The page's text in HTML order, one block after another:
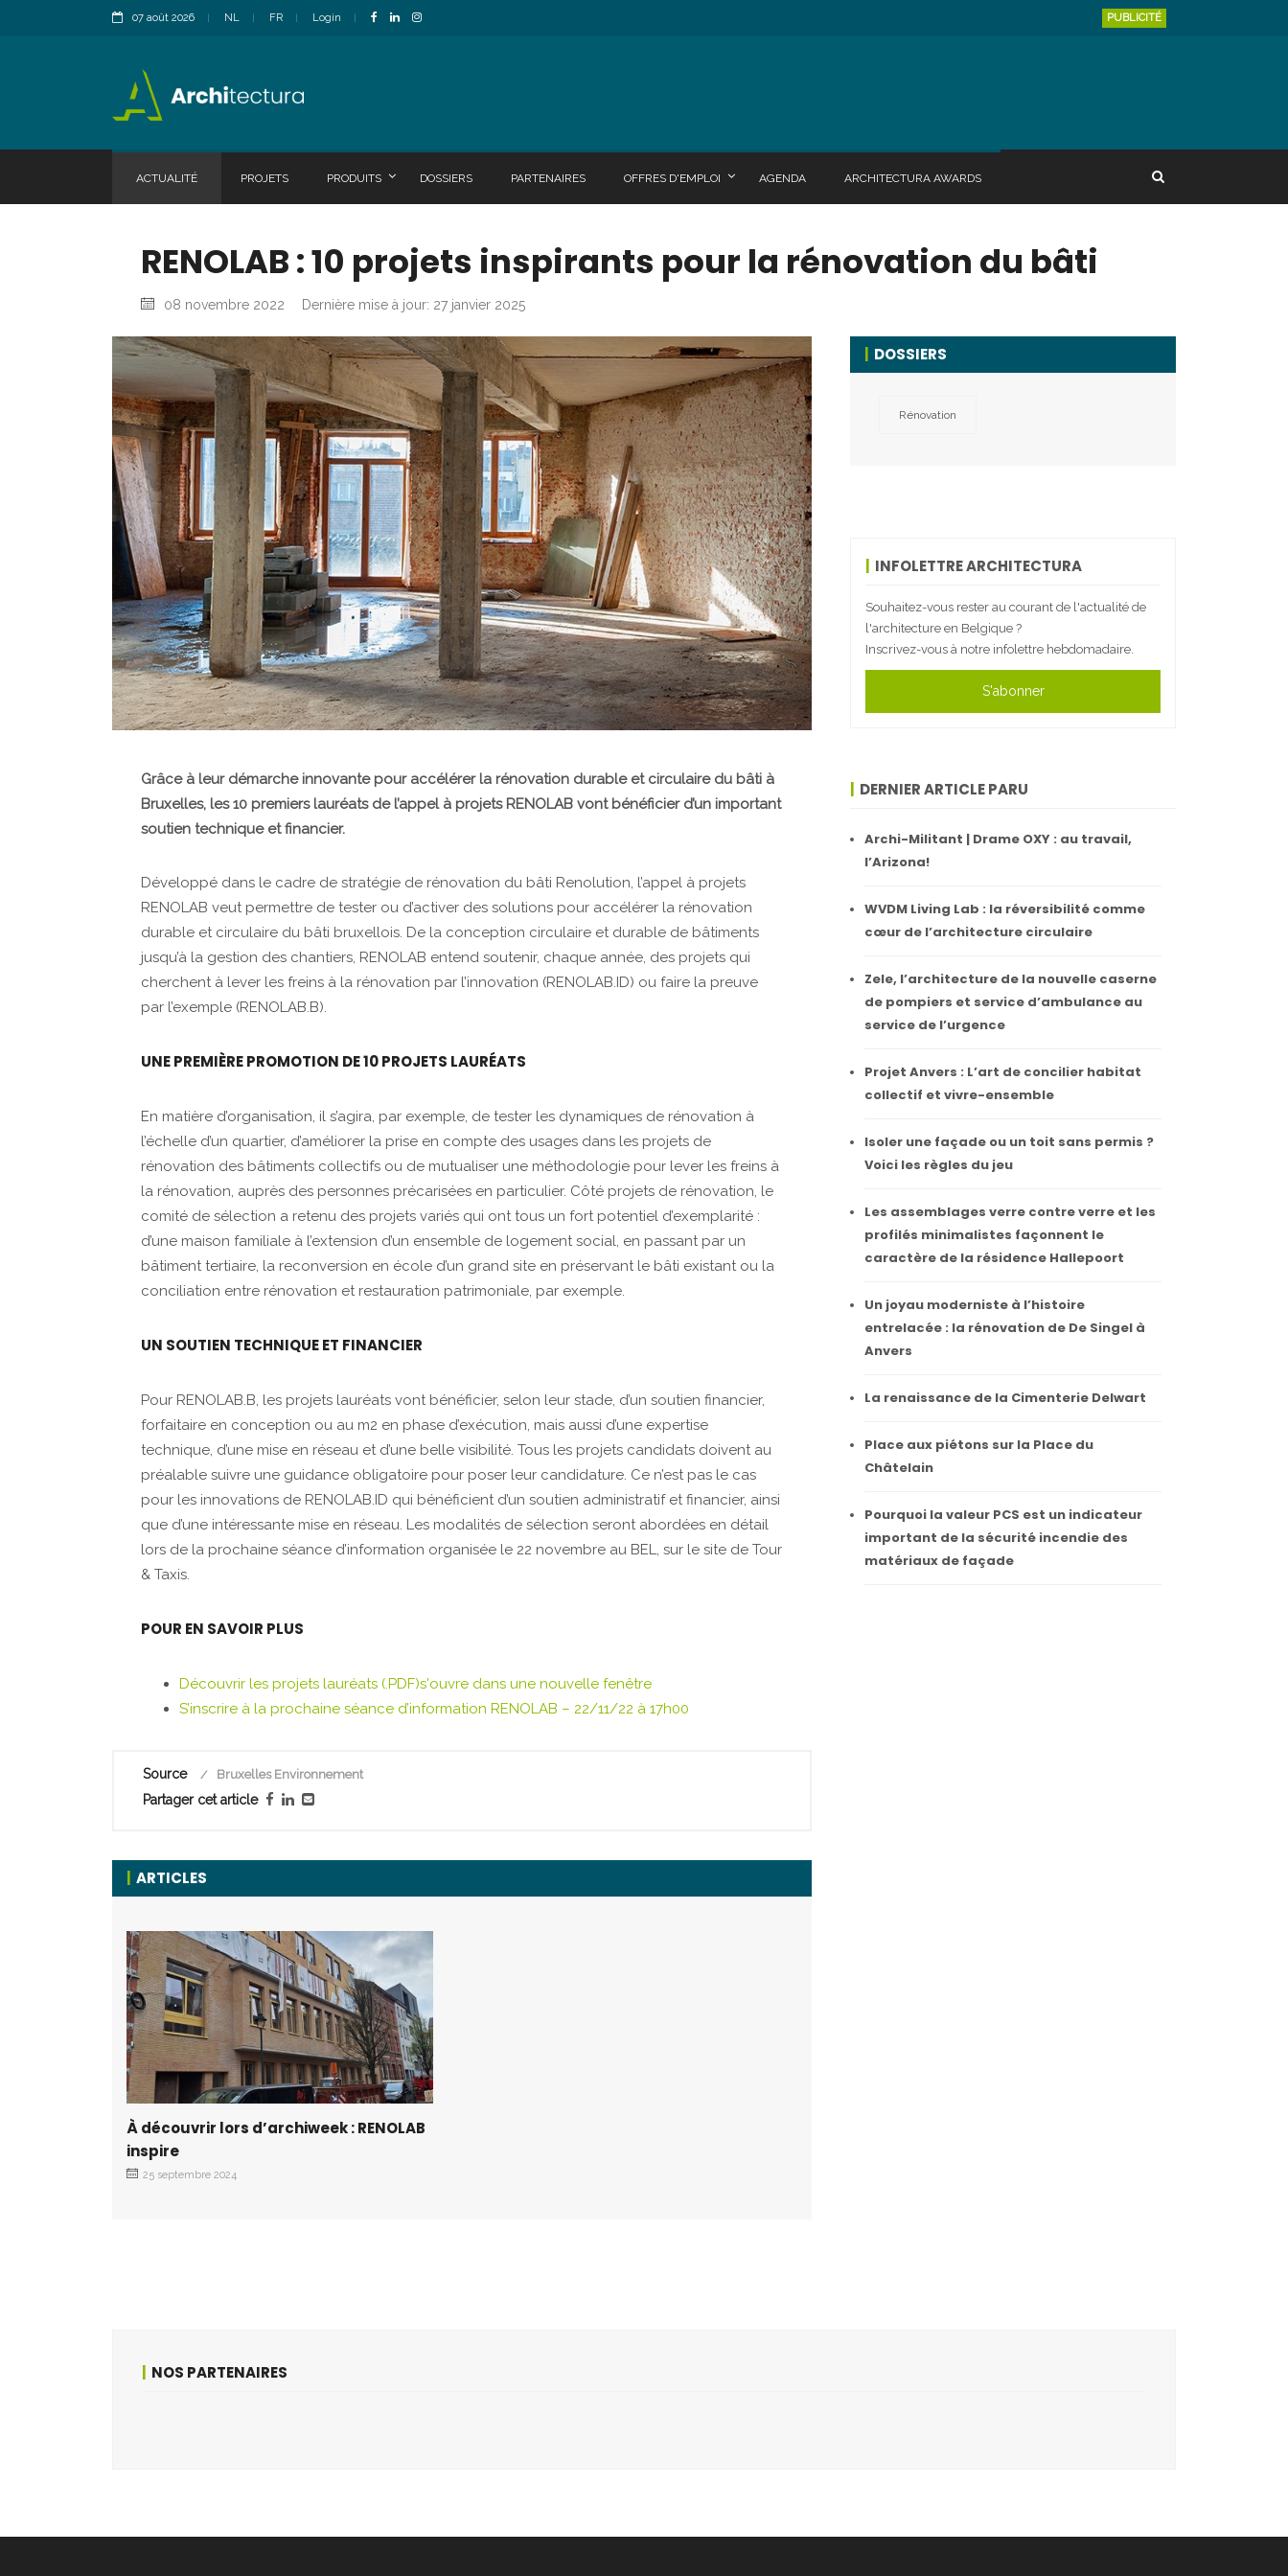
07 août 2026 NL FR Login PUBLICITÉ
ACTUALITÉ PROJETS PRODUITS DOSSIERS PARTENAIRES OFFRES D'EMPLOI AGENDA ARCHITECTURA AWARDS
RENOLAB : 10 projets inspirants pour la rénovation du bâti
08 novembre 2022 Dernière mise à jour: 27 janvier 2025
Grâce à leur démarche innovante pour accélérer la rénovation durable et circulaire du bâti à
Bruxelles, les 10 premiers lauréats de l’appel à projets RENOLAB vont bénéficier d’un important
soutien technique et financier.
Développé dans le cadre de stratégie de rénovation du bâti Renolution, l’appel à projets
RENOLAB veut permettre de tester ou d’activer des solutions pour accélérer la rénovation
durable et circulaire du bâti bruxellois. De la conception circulaire et durable de bâtiments
jusqu’à la gestion des chantiers, RENOLAB entend soutenir, chaque année, des projets qui
cherchent à lever les freins à la rénovation par l’innovation (RENOLAB.ID) ou faire la preuve
par l’exemple (RENOLAB.B).
UNE PREMIÈRE PROMOTION DE 10 PROJETS LAURÉATS
En matière d’organisation, il s’agira, par exemple, de tester les dynamiques de rénovation à
l’échelle d’un quartier, d’améliorer la prise en compte des usages dans les projets de
rénovation des bâtiments collectifs ou de mutualiser une méthodologie pour lever les freins à
la rénovation, auprès des personnes précarisées en particulier. Côté projets de rénovation, le
comité de sélection a retenu des projets variés qui ont tous un fort potentiel d’exemplarité :
d’une maison familiale à l’extension d’un ensemble de logement social, en passant par un
bâtiment tertiaire, la reconversion en école d’un grand site en préservant le bâti existant ou la
conciliation entre rénovation et restauration patrimoniale, par exemple.
UN SOUTIEN TECHNIQUE ET FINANCIER
Pour RENOLAB.B, les projets lauréats vont bénéficier, selon leur stade, d’un soutien financier,
forfaitaire en conception ou au m2 en phase d’exécution, mais aussi d’une expertise
technique, d’une mise en réseau et d’une belle visibilité. Tous les projets candidats doivent au
préalable suivre une guidance obligatoire pour poser leur candidature. Ce n’est pas le cas
pour les innovations de RENOLAB.ID qui bénéficient d’un soutien administratif et financier, ainsi
que d’une intéressante mise en réseau. Les modalités de sélection seront abordées en détail
lors de la prochaine séance d’information organisée le 22 novembre au BEL, sur le site de Tour
& Taxis.
POUR EN SAVOIR PLUS
Découvrir les projets lauréats (.PDF)s'ouvre dans une nouvelle fenêtre
S’inscrire à la prochaine séance d’information RENOLAB – 22/11/22 à 17h00
Source Bruxelles Environnement
Partager cet article
ARTICLES
À découvrir lors d’archiweek : RENOLAB
inspire
25 septembre 2024
DOSSIERS
Rénovation
INFOLETTRE ARCHITECTURA
Souhaitez-vous rester au courant de l'actualité de
l'architecture en Belgique ?
Inscrivez-vous à notre infolettre hebdomadaire.
S'abonner
DERNIER ARTICLE PARU
Archi-Militant | Drame OXY : au travail,
l’Arizona!
WVDM Living Lab : la réversibilité comme
cœur de l’architecture circulaire
Zele, l’architecture de la nouvelle caserne
de pompiers et service d’ambulance au
service de l’urgence
Projet Anvers : L’art de concilier habitat
collectif et vivre-ensemble
Isoler une façade ou un toit sans permis ?
Voici les règles du jeu
Les assemblages verre contre verre et les
profilés minimalistes façonnent le
caractère de la résidence Hallepoort
Un joyau moderniste à l’histoire
entrelacée : la rénovation de De Singel à
Anvers
La renaissance de la Cimenterie Delwart
Place aux piétons sur la Place du
Châtelain
Pourquoi la valeur PCS est un indicateur
important de la sécurité incendie des
matériaux de façade
NOS PARTENAIRES